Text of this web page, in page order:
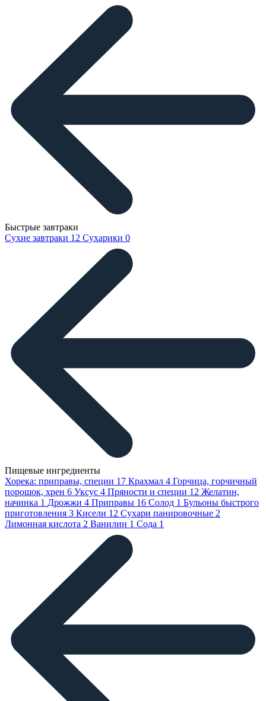
Быстрые завтраки
Сухие завтраки 12 Сухарики 0
Пищевые ингредиенты
Хорека: приправы, специи 17 Крахмал 4 Горчица, горчичный
порошок, хрен 6 Уксус 4 Пряности и специи 12 Желатин,
начинка 1 Дрожжи 4 Приправы 16 Солод 1 Бульоны быстрого
приготовления 3 Кисели 12 Сухари панировочные 2
Лимонная кислота 2 Ванилин 1 Сода 1